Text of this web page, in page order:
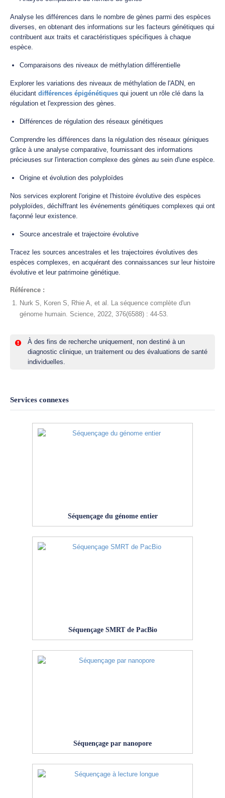
Analyse les différences dans le nombre de gènes parmi des espèces
diverses, en obtenant des informations sur les facteurs génétiques qui
contribuent aux traits et caractéristiques spécifiques à chaque
espèce.
Comparaisons des niveaux de méthylation différentielle
Explorer les variations des niveaux de méthylation de l'ADN, en
élucidant différences épigénétiques qui jouent un rôle clé dans la
régulation et l'expression des gènes.
Différences de régulation des réseaux génétiques
Comprendre les différences dans la régulation des réseaux géniques
grâce à une analyse comparative, fournissant des informations
précieuses sur l'interaction complexe des gènes au sein d'une espèce.
Origine et évolution des polyploïdes
Nos services explorent l'origine et l'histoire évolutive des espèces
polyploïdes, déchiffrant les événements génétiques complexes qui ont
façonné leur existence.
Source ancestrale et trajectoire évolutive
Tracez les sources ancestrales et les trajectoires évolutives des
espèces complexes, en acquérant des connaissances sur leur histoire
évolutive et leur patrimoine génétique.
Référence :
Nurk S, Koren S, Rhie A, et al. La séquence complète d'un
génome humain. Science, 2022, 376(6588) : 44-53.
À des fins de recherche uniquement, non destiné à un
diagnostic clinique, un traitement ou des évaluations de santé
individuelles.
Services connexes
Séquençage du génome entier
Séquençage SMRT de PacBio
Séquençage par nanopore